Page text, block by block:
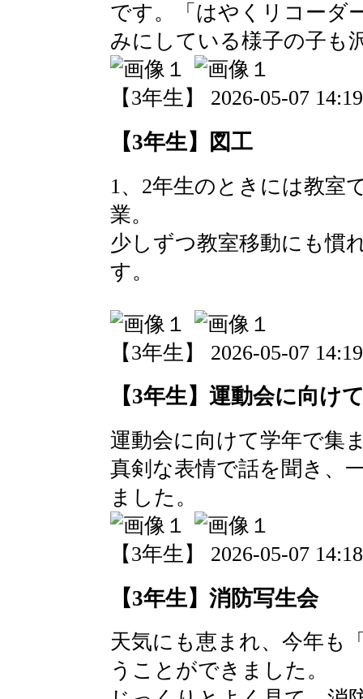
です。「はやくリコーダ
みにしている様子の子も
【3年生】 2026-05-07
【3年生】図工
1、2年生のときには教室
業。
少しずつ教室移動にも慣
す。
【3年生】 2026-05-07
【3年生】運動会に向け
運動会に向けて学年で集
真剣な表情で話を聞き、
ました。
【3年生】 2026-05-07
【3年生】消防写生会
天気にも恵まれ、今年も
うことができました。